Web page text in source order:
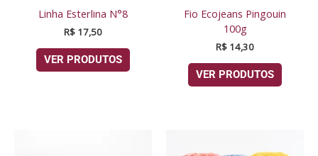
Linha Esterlina N°8
R$ 17,50
VER PRODUTOS
Fio Ecojeans Pingouin
100g
R$ 14,30
VER PRODUTOS